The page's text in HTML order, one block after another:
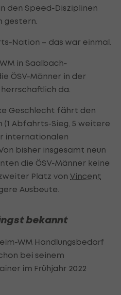
den Speed-Disziplinen
gestern.
Nation – das war einmal.
in Saalbach-
ÖSV-Männer in der
da.
Geschlecht fährt den
Abfahrts-Sieg, 5 weitere
internationalen
bisher insgesamt neun
die ÖSV-Männer keine
Platz von Vincent
Ausbeute.
bekannt
WM Handlungsbedarf
bei seinem
im Frühjahr 2022